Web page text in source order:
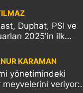
Duphat, PSI ve
2025'in ilk
KARAMAN
yönetimindeki
meyvelerini veriyor: